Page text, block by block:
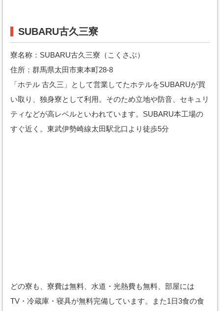
SUBARU古久三寮
寮名称：SUBARU古久三寮（こくさぶ）
住所：群馬県太田市東本町28-8
「ホテル 古久三」として営業してたホテルをSUBARUが買
い取り、独身寮として利用。そのため立地や防音、セキュリ
ティなどが高レベルといわれています。SUBARU本工場の
すぐ近く。東武伊勢崎線太田駅北口より徒歩5分
どの寮も、寮費は無料、水道・光熱費も無料、部屋には
TV・冷蔵庫・寝具が無料完備しています。また1日3食の食